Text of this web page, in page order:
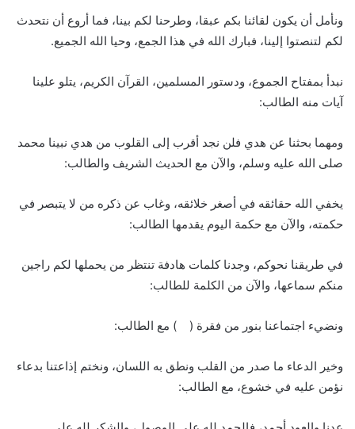
ونأمل أن يكون لقائنا بكم عبقا، وطرحنا لكم بينا، فما أروع أن نتحدث
لكم لتنصتوا إلينا، فبارك الله في هذا الجمع، وحيا الله الجميع.
نبدأ بمفتاح الجموع، ودستور المسلمين، القرآن الكريم، يتلو علينا
آيات منه الطالب:
ومهما بحثنا عن هدي فلن نجد أقرب إلى القلوب من هدي نبينا محمد
صلى الله عليه وسلم، والآن مع الحديث الشريف والطالب:
يخفي الله حقائقه في أصغر خلائقه، وغاب عن ذكره من لا يتبصر في
حكمته، والآن مع حكمة اليوم يقدمها الطالب:
في طريقنا نحوكم، وجدنا كلمات هادفة تنتظر من يحملها لكم راجين
منكم سماعها، والآن من الكلمة للطالب:
ونضيء اجتماعنا بنور من فقرة ( ) مع الطالب:
وخير الدعاء ما صدر من القلب ونطق به اللسان، ونختم إذاعتنا بدعاء
نؤمن عليه في خشوع، مع الطالب: